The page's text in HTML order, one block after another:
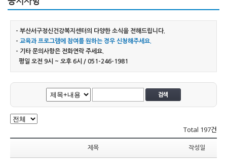
- 부산서구정신건강복지센터의 다양한 소식을 전해드립니다.
- 교육과 프로그램에 참여를 원하는 경우 신청해주세요.
- 기타 문의사항은 전화연락 주세요.
평일 오전 9시 ~ 오후 6시 / 051-246-1981
Total 197건
제목 작성일